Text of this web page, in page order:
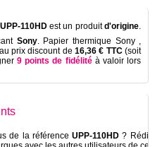
110HDest un produitd'origine
Sony. Papier thermique Sony ,
prix discount de16,36 € TTC(soit
9 points de fidélitéà valoir lors
de la référenceUPP-110HD ?